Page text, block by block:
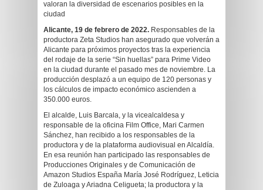
valoran la diversidad de escenarios posibles en la
ciudad
Alicante, 19 de febrero de 2022. Responsables de la
productora Zeta Studios han asegurado que volverán a
Alicante para próximos proyectos tras la experiencia
del rodaje de la serie “Sin huellas” para Prime Video
en la ciudad durante el pasado mes de noviembre. La
producción desplazó a un equipo de 120 personas y
los cálculos de impacto económico ascienden a
350.000 euros.
El alcalde, Luis Barcala, y la vicealcaldesa y
responsable de la oficina Film Office, Mari Carmen
Sánchez, han recibido a los responsables de la
productora y de la plataforma audiovisual en Alcaldía.
En esa reunión han participado las responsables de
Producciones Originales y de Comunicación de
Amazon Studios España María José Rodríguez, Leticia
de Zuloaga y Ariadna Celigueta; la productora y la